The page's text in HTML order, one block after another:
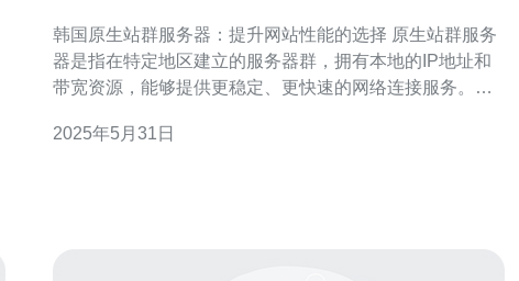
韩国原生站群服务器：提升网站性能的选择 原生站群服务
器是指在特定地区建立的服务器群，拥有本地的IP地址和
带宽资源，能够提供更稳定、更快速的网络连接服务。韩
韩国地区提供服务的网站提供更好的性能支持。 选择韩国
2025年5月31日